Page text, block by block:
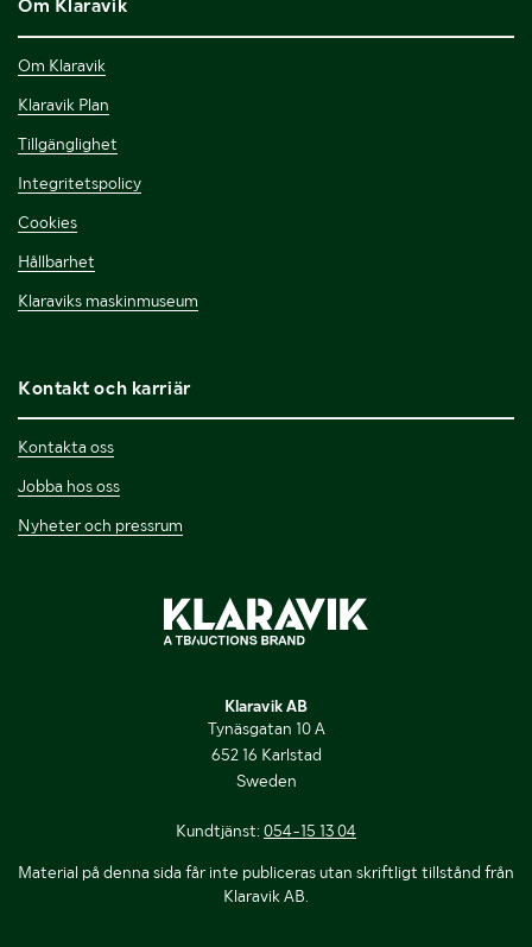
Om Klaravik
Om Klaravik
Klaravik Plan
Tillgänglighet
Integritetspolicy
Cookies
Hållbarhet
Klaraviks maskinmuseum
Kontakt och karriär
Kontakta oss
Jobba hos oss
Nyheter och pressrum
Klaravik AB
Tynäsgatan 10 A
652 16 Karlstad
Sweden
Kundtjänst: 054-15 13 04
Material på denna sida får inte publiceras utan skriftligt tillstånd från
Klaravik AB.